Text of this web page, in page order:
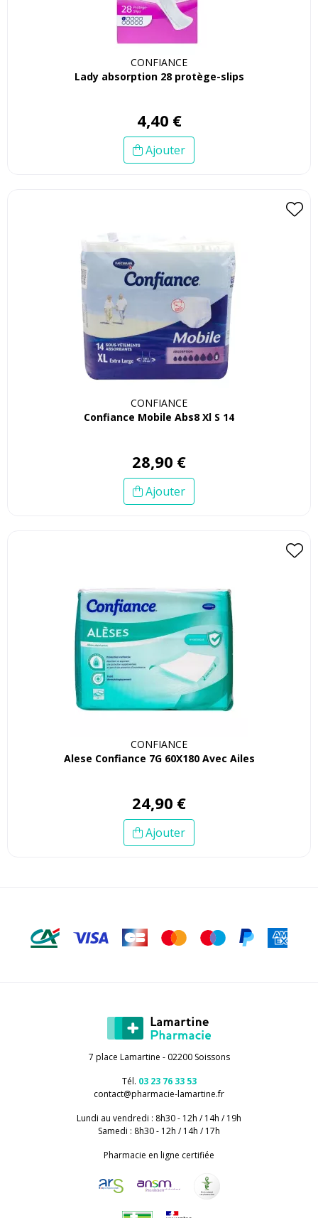
CONFIANCE
Lady absorption 28 protège-slips
4,40 €
Ajouter
CONFIANCE
Confiance Mobile Abs8 Xl S 14
28,90 €
Ajouter
CONFIANCE
Alese Confiance 7G 60X180 Avec Ailes
24,90 €
Ajouter
7 place Lamartine - 02200 Soissons
Tél. 03 23 76 33 53
contact@pharmacie-lamartine.fr
Lundi au vendredi : 8h30 - 12h / 14h / 19h
Samedi : 8h30 - 12h / 14h / 17h
Pharmacie en ligne certifiée